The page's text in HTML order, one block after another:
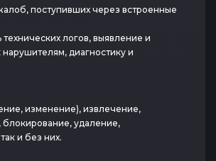
поступивших через встроенные
логов, выявление и
диагностику и
изменение), извлечение,
блокирование, удаление,
и без них.